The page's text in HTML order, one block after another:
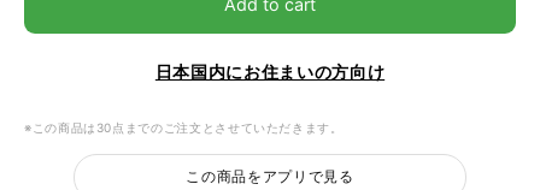
Add to cart
日本国内にお住まいの方向け
※この商品は30点までのご注文とさせていただきます。
この商品をアプリで見る